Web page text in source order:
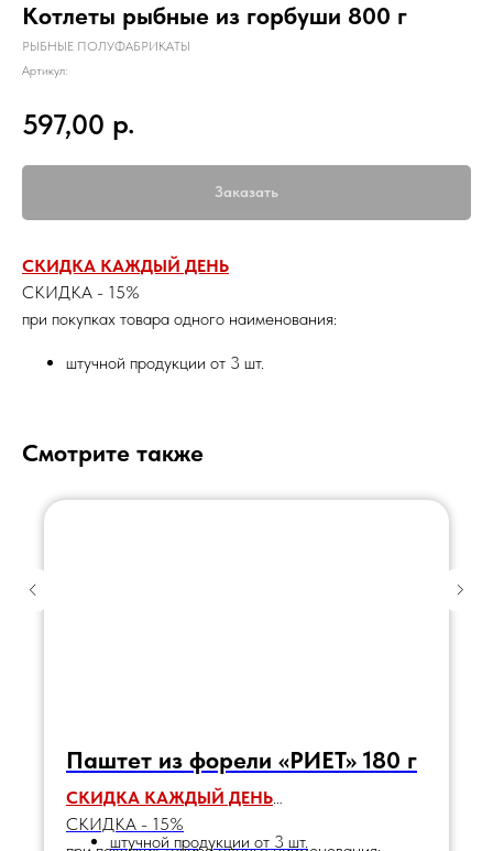
Котлеты рыбные из горбуши 800 г
РЫБНЫЕ ПОЛУФАБРИКАТЫ
Артикул:
597,00 р.
Заказать
СКИДКА КАЖДЫЙ ДЕНЬ
СКИДКА - 15%
при покупках товара одного наименования:
штучной продукции от 3 шт.
Смотрите также
Паштет из форели «РИЕТ» 180 г
СКИДКА КАЖДЫЙ ДЕНЬ
СКИДКА - 15%
штучной продукции от 3 шт.